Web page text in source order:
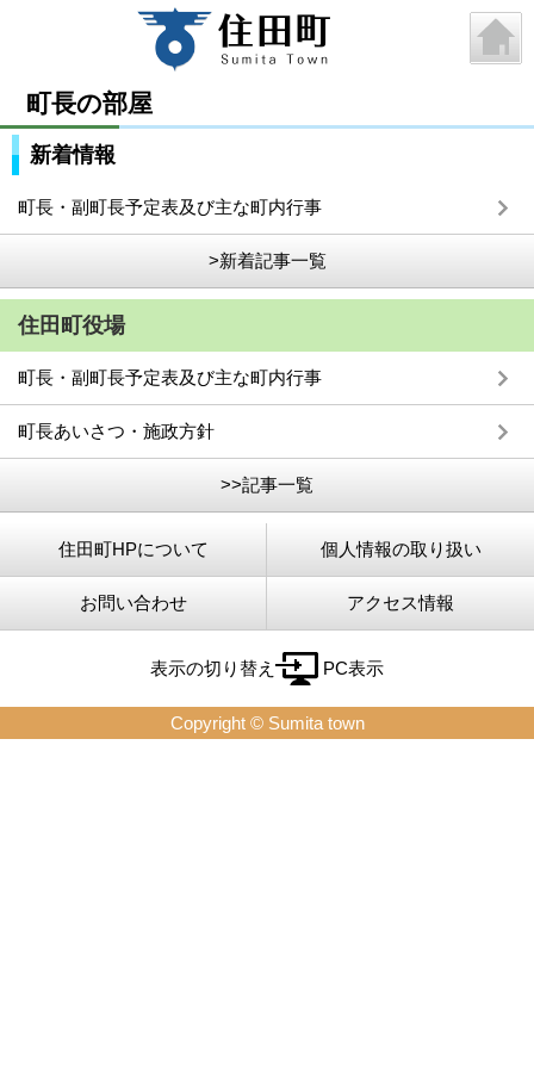
町長の部屋
新着情報
町長・副町長予定表及び主な町内行事
>新着記事一覧
住田町役場
町長・副町長予定表及び主な町内行事
町長あいさつ・施政方針
>>記事一覧
住田町HPについて 個人情報の取り扱い
お問い合わせ アクセス情報
表示の切り替え PC表示
Copyright © Sumita town